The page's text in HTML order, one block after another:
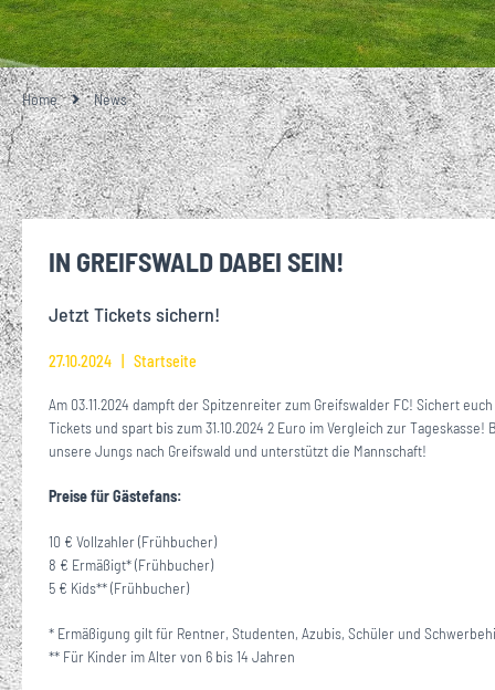
Home News
IN GREIFSWALD DABEI SEIN!
Jetzt Tickets sichern!
27.10.2024 Startseite
Am 03.11.2024 dampft der Spitzenreiter zum Greifswalder FC! Sichert
Tickets und spart bis zum 31.10.2024 2 Euro im Vergleich zur Tageskasse!
unsere Jungs nach Greifswald und unterstützt die Mannschaft!
Preise für Gästefans:
10 € Vollzahler (Frühbucher)
8 € Ermäßigt* (Frühbucher)
5 € Kids** (Frühbucher)
* Ermäßigung gilt für Rentner, Studenten, Azubis, Schüler und
** Für Kinder im Alter von 6 bis 14 Jahren